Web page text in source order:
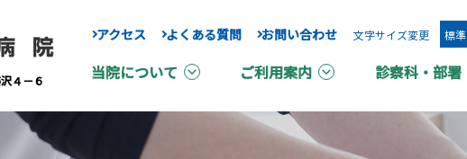
４－６
アクセス よくある質問 お問い合わせ 文字サイズ変更 標準
当院について ご利用案内 診察科・部署